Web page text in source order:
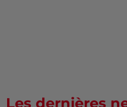
Les dernières